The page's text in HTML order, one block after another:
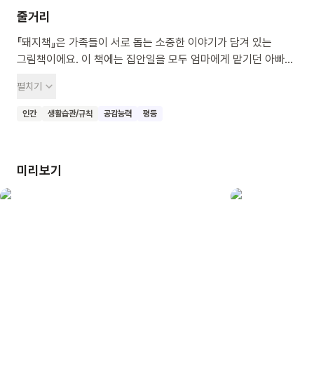
줄거리
『돼지책』은 가족들이 서로 돕는 소중한 이야기가 담겨 있는
그림책이에요. 이 책에는 집안일을 모두 엄마에게 맡기던 아빠와
아들들은 마치 돼지처럼 변하고 말아요. 이 이야기를 통해 우리
아이들은 가족이 서로 돕고 함께하는 소중한 마음을 배울 수
펼치기
인간 생활습관/규칙 공감능력 평등
미리보기